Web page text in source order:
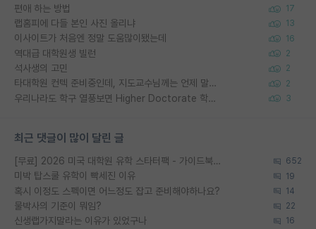
편애 하는 방법 17
랩홈피에 다들 본인 사진 올리냐 13
이사이트가 처음엔 정말 도움많이됐는데 16
역대급 대학원생 빌런 2
석사생의 고민 2
타대학원 컨텍 준비중인데, 지도교수님께는 언제 말씀드려야 할까요? 2
우리나라도 학구 열풍보면 Higher Doctorate 학위가 필요하다고 봅니다. 3
최근 댓글이 많이 달린 글
[무료] 2026 미국 대학원 유학 스타터팩 - 가이드북 & 합격자 컨택메일 템플릿 652
미박 탑스쿨 유학이 빡세진 이유 19
혹시 이정도 스펙이면 어느정도 잡고 준비해야하나요? 14
물박사의 기준이 뭐임? 22
신생랩가지말라는 이유가 있었구나 16